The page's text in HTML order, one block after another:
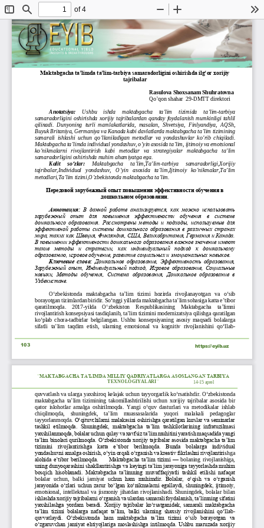
Toggle
Sidebar
Find
of 4
Zoom
Out
In
103 https://eyib.uz
MAKTABGACHA TA’LIMDA MILLIY QADRIYATLARGA ASOSLANGAN TARBIYA
-15aprel
Maktabgacha ta’limda ta’lim-tarbiya samaradorligini oshirishda ilg‘or xorijiy
tajribalar
Rasulova Shoxsanam Shuhratovna
Qo’qon shahar 29-DMTT direktori
Anotatsiya: Ushbu ishda maktabgacha ta’ lim tizimida ta’ lim-tarbiya
samaradorligini oshirishda xorijiy tajribalardan qanday foydalanish mumkinligi tahlil
qilinadi. Dunyoning turli mamlakatlarida, masalan Shvetsiya Finlyandiya AQSh,
BuyukBritaniya, Germaniya va Kanada kabi davlatlarda maktabgacha ta’ lim tizimining
samarali ishlashi uchun qo‘ llaniladigan metodlar va yondashuvlar ko‘rib chiqiladi.
Maktabgacha ta’limdaindividualyondashuv, o‘yinasosida ta’ lim ijtimoiyva emotsional
ko‘ nikmalarni rivojlantirish kabi metodlar va strategiyalar maktabgacha ta’lim
samaradorligini oshirishda muhim ahamiyatga ega.
Kalit
so‘zlar: Maktabgacha ta’ lim ,Ta’lim-tarbiya samaradorligi, Xorijiy
tajribalar, Individual yondashuv, O‘ yin asosida ta’lim Ijtimoiy ko‘nikmalar,Ta’lim
metodlari,Ta’ lim tizimi,O‘zbekistonda maktabgacha ta’ lim
Передовой зарубежный опыт повышения эффективности обучения в
дошкольном образовании
Аннотация: В  данной  работе  анализируется,  как  можно  использовать
зарубежный   опыт   для   повышения   эффективности   обучения   в   системе
дошкольного  образования.  Рассмотрены  методы  и  подходы,  используемые  для
эффективной  работы  системы  дошкольного  образования  в  различных  странах
мира, таких как Швеция, Финляндия, США, Великобритания, Германия и Канада.
В повышении эффективности дошкольного образования важное значение имеют
такие   методы   и   стратегии,   как   индивидуальный   подход   к   дошкольному
образованию, игровое обучение, развитие социальных и эмоциональных навыков.
Ключевые слова: Дошкольное  образование,  Эффективность  образования,
Зарубежный  опыт,  Индивидуальный  подход,  Игровое  образование,  Социальные
навыки,  Методы  обучения,  Система  образования,  Дошкольное  образование  в
Узбекистане.
O‘zbekistonda maktabgacha ta’lim tizimi hozirda rivojlanayotgan va o‘sib
borayotgantizimlardanbiridir. So‘nggi yillardamaktabgacha ta’limsohasigakatta e’tibor
qaratilmoqda .    2017-yilda O‘zbekiston Respublikasining Maktabgacha ta’limni
rivojlantirish konsepsiyasi tasdiqlanib, ta’lim tizimini modernizatsiya qilishga qaratilgan
ko‘plab chora-tadbirlar belgilangan. Ushbu konsepsiyaning asosiy maqsadi bolalarga
sifatli
ta’lim taqdim etish, ularning emotsional va kognitiv rivojlanishini qo‘llab-
“MAKTABGACHA TA’LIMDA MILLIY QADRIYATLARGA ASOSLANGAN TARBIYA
TEXNOLOGIYALARI” 14-15 aprel
quvvatlash va ularga yaxshiroq kelajak uchun tayyorgarlik ko‘rsatishdir. O‘zbekistonda
maktabgacha ta’lim tizimining takomillashtirilishi uchun xorijiy tajribalar asosida bir
qator islohotlar amalga oshirilmoqda Yangi o‘quv dasturlari va metodikalar ishlab
chiqilmoqda, shuningdek, ta’lim muassasalarida yuqori malakali
pedagoglar
tayyorlanmoqda O‘qituvchilarni malakasini oshirishga qaratilgan kurslar va seminarlar
tashkil  etilmoqda.  Shuningdek,  maktabgacha  ta’lim  tashkilotlarining  infratuzilmasi
yaxshilanmoqda, bolalar uchun qulay va xavfsiz ta’lim muhitini yaratish maqsadida yangi
ta’lim binolari qurilmoqda. O‘zbekistonda xorijiy tajribalar asosida maktabgacha ta’lim
tizimini   rivojlantirishga   katta   e’tibor   berilmoqda.   Bunda   bolalarga   individual
yondashuvni amalga oshirish, o‘yin orqali o‘rganish va kreativ fikrlashni rivojlantirishga
alohida  e’tibor  berilmoqda.
Maktabgacha  ta’lim  tizimi — bolaning  rivojlanishiga,
uning dunyoqarashini shakllantirishga va keyingi ta’lim jarayoniga tayyorlashda muhim
bosqich  hisoblanadi.  Maktabgacha  ta’limning  muvaffaqiyatli  tashkil  etilishi  nafaqat
bolalar  uchun,  balki  jamiyat  uchun  ham  muhimdir.  Bolalar,  o‘qish  va  o‘rganish
jarayonida  o‘zlari  uchun  zarur  bo‘lgan  ko‘nikmalarni  egallaydi,  shuningdek,  ijtimoiy,
emotsional,  intellektual  va  jismoniy  jihatdan  rivojlanishadi.  Shuningdek,  bolalar  bilan
ishlashda xorijiy tajribalarni o‘rganish va ulardan samarali foydalanish, ta’limning sifatini
yaxshilashga  yordam  beradi.  Xorijiy  tajribalar  ko‘rsatganidek,  samarali  maktabgacha
ta’lim  tizimi  bolalarga  nafaqat  ta’lim,  balki  ularning  shaxsiy  rivojlanishini  qo‘llab-
quvvatlaydi.  O‘zbekistonda  ham  maktabgacha  ta’lim  tizimi  o‘sib  borayotgan  va
o‘zgaruvchan  jamiyat  ehtiyojlariga  moslashishga  intilmoqda.  Ushbu  maruzada  xorijiy